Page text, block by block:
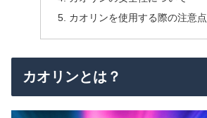
カオリンを使用する際の注意点
カオリンとは？